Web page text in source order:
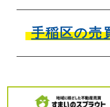
手稲区の売